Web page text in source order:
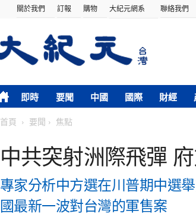
關於我們 訂報 購物 大紀元網系 聯絡我們
即時 要聞 中國 國際 財經
首頁 要聞 焦點
中共突射洲際飛彈
專家分析中方選在川普期中選
國最新一波對台灣的軍售案